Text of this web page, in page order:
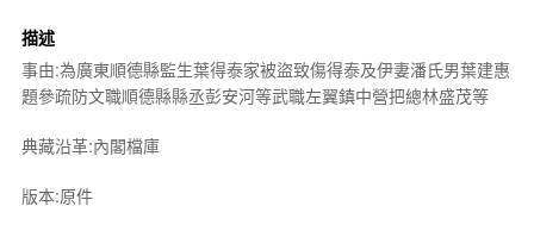
描述
事由:為廣東順德縣監生葉得泰家被盜致傷得泰及伊妻潘氏男葉建惠
題參疏防文職順德縣縣丞彭安河等武職左翼鎮中營把總林盛茂等
典藏沿革:內閣檔庫
版本:原件